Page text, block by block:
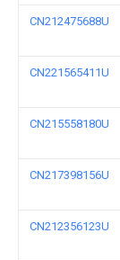
CN212475688U
CN221565411U
CN215558180U
CN217398156U
CN212356123U